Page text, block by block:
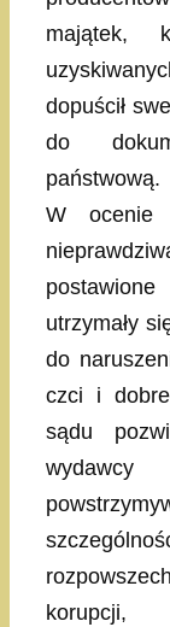
dopuścił
do
państwową.
W ocenie
utrzymały
do
czci i
sądu
wydawcy